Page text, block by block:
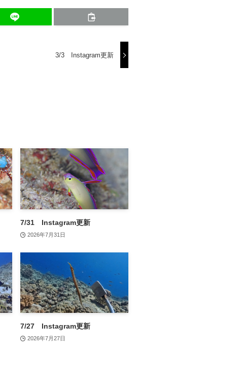
3/3 Instagram更新
7/31 Instagram更新
2026年7月31日
7/27 Instagram更新
2026年7月27日